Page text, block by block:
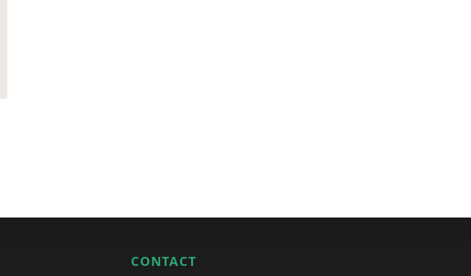
CONTACT